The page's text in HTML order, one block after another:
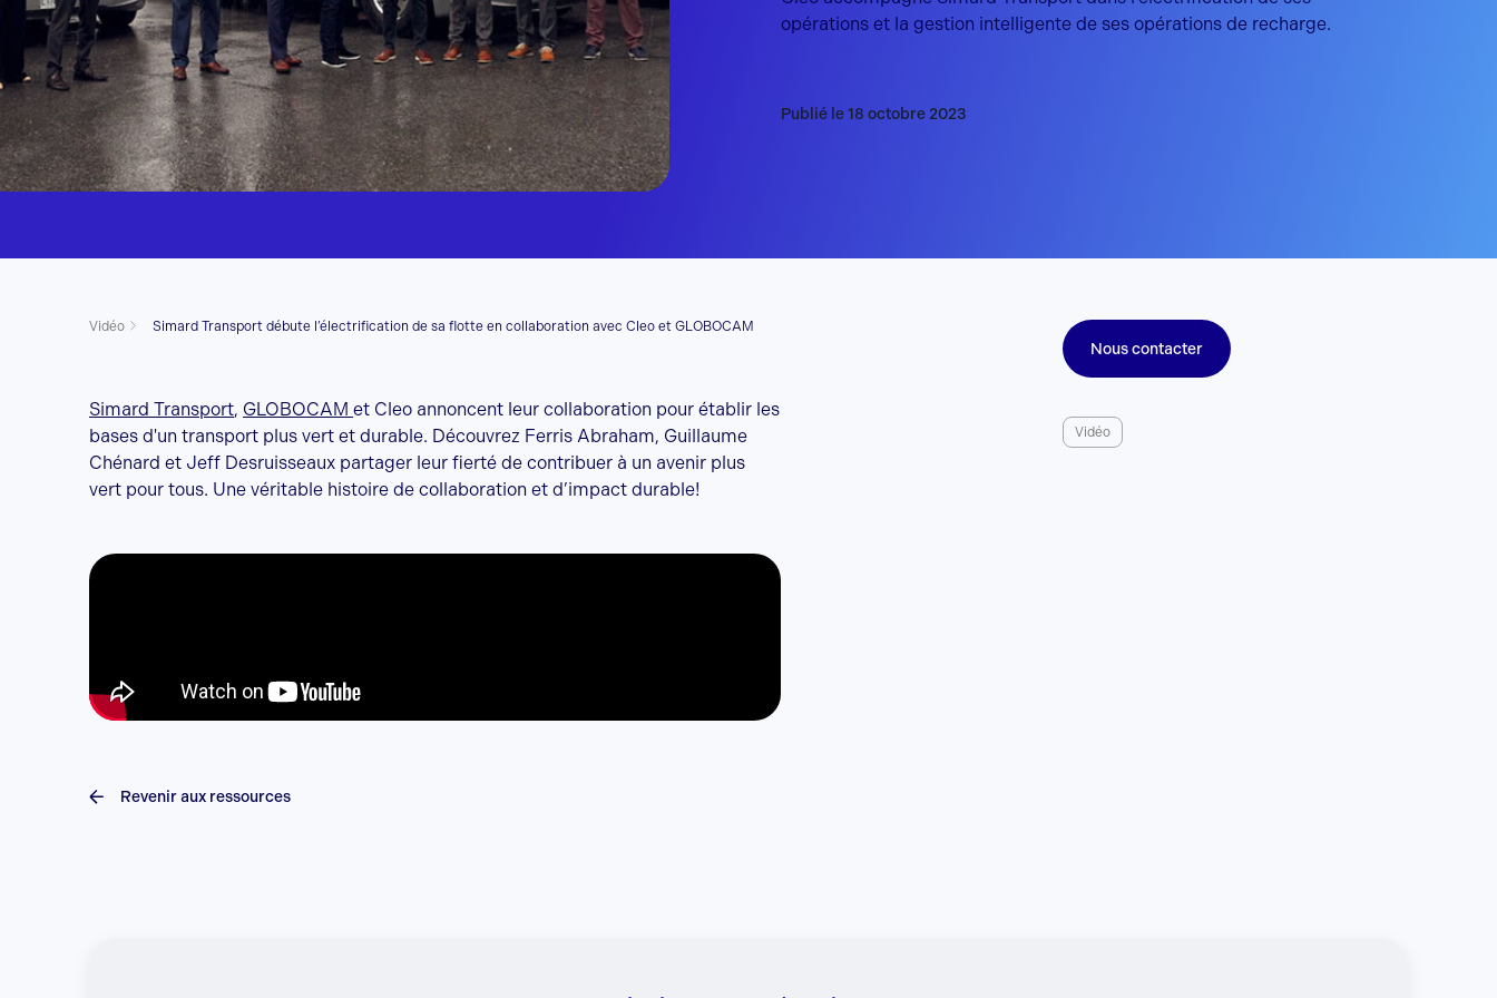
opérations et la gestion intelligente de ses opérations de recharge.
Publié le 18 octobre 2023
Vidéo Simard Transport débute l’électrification de sa flotte en collaboration avec Cleo et GLOBOCAM
Simard Transport, GLOBOCAM et Cleo annoncent leur collaboration pour établir les
bases d'un transport plus vert et durable. Découvrez Ferris Abraham, Guillaume
Chénard et Jeff Desruisseaux partager leur fierté de contribuer à un avenir plus
vert pour tous. Une véritable histoire de collaboration et d’impact durable!
Revenir aux ressources
Nous contacter
Vidéo